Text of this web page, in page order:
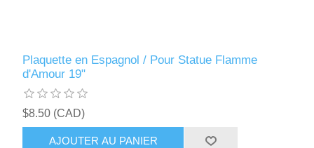
Plaquette en Espagnol / Pour Statue Flamme
d'Amour 19"
$8.50 (CAD)
AJOUTER AU PANIER